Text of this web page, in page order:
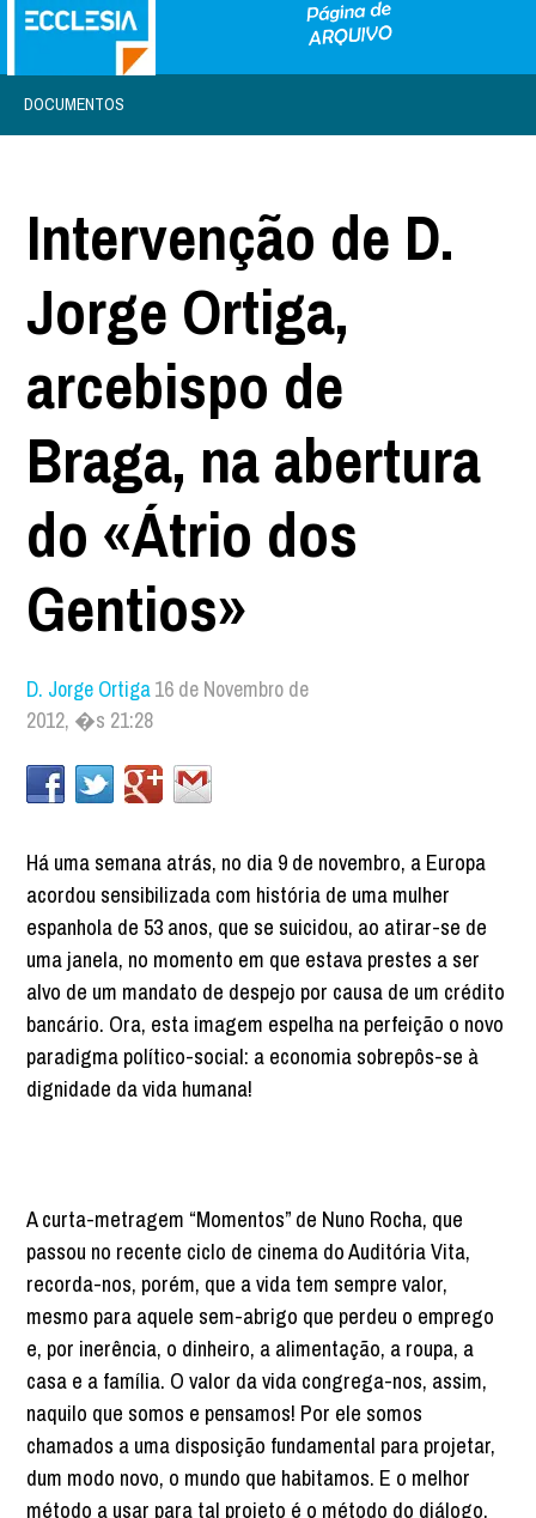
DOCUMENTOS
Intervenção de D.
Jorge Ortiga,
arcebispo de
Braga, na abertura
do «Átrio dos
Gentios»
D. Jorge Ortiga16 de Novembro de
2012, �s 21:28
Há uma semana atrás, no dia 9 de novembro, a Europa
acordou sensibilizada com história de uma mulher
espanhola de 53 anos, que se suicidou, ao atirar-se de
uma janela, no momento em que estava prestes a ser
alvo de um mandato de despejo por causa de um crédito
bancário. Ora, esta imagem espelha na perfeição o novo
paradigma político-social: a economia sobrepôs-se à
dignidade da vida humana!
A curta-metragem “Momentos” de Nuno Rocha, que
passou no recente ciclo de cinema do Auditória Vita,
recorda-nos, porém, que a vida tem sempre valor,
mesmo para aquele sem-abrigo que perdeu o emprego
e, por inerência, o dinheiro, a alimentação, a roupa, a
casa e a família. O valor da vida congrega-nos, assim,
naquilo que somos e pensamos! Por ele somos
chamados a uma disposição fundamental para projetar,
dum modo novo, o mundo que habitamos. E o melhor
método a usar para tal projeto é o método do diálogo.